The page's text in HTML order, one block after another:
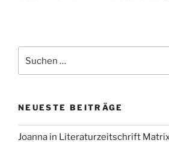
nach:
NEUESTE BEITRÄGE
Joanna in Literaturzeitschrift